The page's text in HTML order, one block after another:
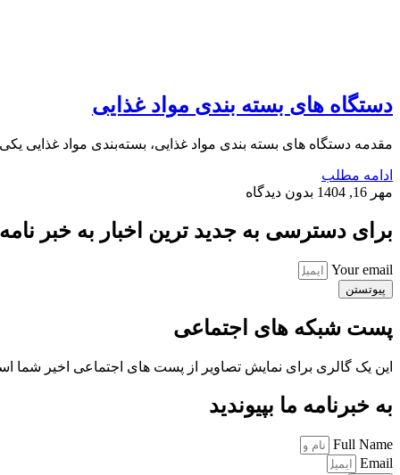
دستگاه های بسته بندی مواد غذایی
مقدمه دستگاه های بسته بندی مواد غذایی، بسته‌بندی مواد غذایی
ادامه مطلب
مهر 16, 1404
بدون دیدگاه
برای دسترسی به جدید ترین اخبار به خبر نامه
Your email
پیوتستن
پست شبکه های اجتماعی
این یک گالری برای نمایش تصاویر از پست های اجتماعی اخیر شما
به خبرنامه ما بپیوندید
Full Name
Email